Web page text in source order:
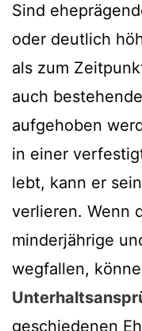
Sind
oder deutlich
als zum
auch
aufgehoben
in einer
lebt, kann er
verlieren. Wenn
minderjährige
wegfallen,
geschiedenen